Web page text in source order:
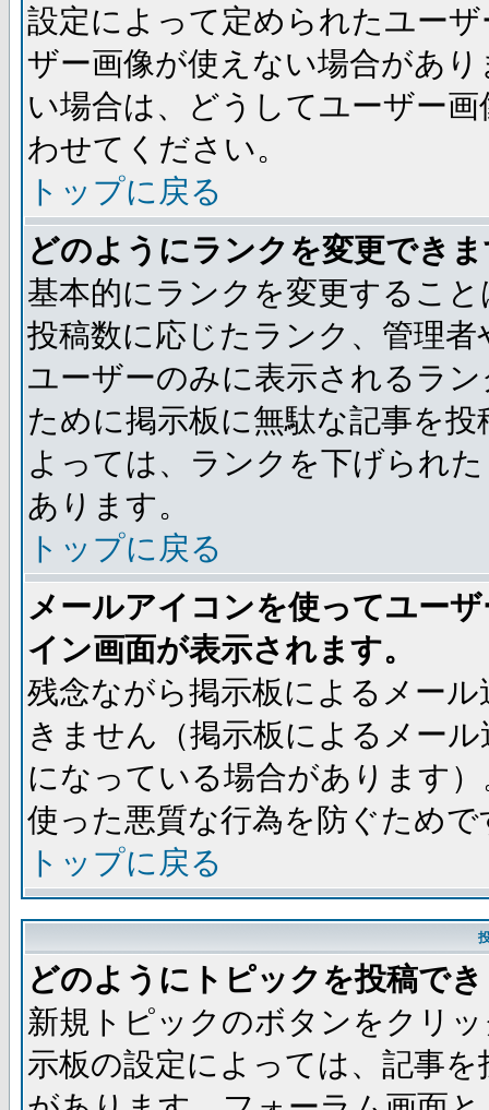
設定によって定められたユー
ザー画像が使えない場合があ
い場合は、どうしてユーザー
わせてください。
トップに戻る
どのようにランクを変更でき
基本的にランクを変更するこ
投稿数に応じたランク、管理
ユーザーのみに表示されるラ
ために掲示板に無駄な記事を
よっては、ランクを下げられ
あります。
トップに戻る
メールアイコンを使ってユー
イン画面が表示されます。
残念ながら掲示板によるメー
きません（掲示板によるメー
になっている場合があります
使った悪質な行為を防ぐためで
トップに戻る
どのようにトピックを投稿で
新規トピックのボタンをクリ
示板の設定によっては、記事